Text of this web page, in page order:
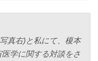
真右)と私にて、榎本
学に関する対談をさ